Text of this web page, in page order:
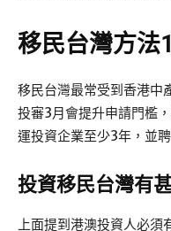
移民台灣方法
移民台灣最常受到香港中
投審3月會提升申請門檻
運投資企業至少3年，並
投資移民台灣有
上面提到港澳投資人必須